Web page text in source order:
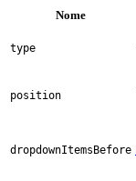
Nome
type
position
dropdownItemsBefore